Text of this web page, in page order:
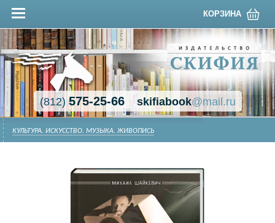
КОРЗИНА
(812)575-25-66 skifiabook@mail.ru
КУЛЬТУРА. ИСКУССТВО. МУЗЫКА. ЖИВОПИСЬ